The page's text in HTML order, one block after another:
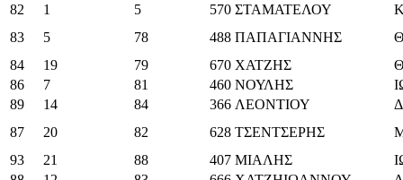
82
1 5 570 ΣΤΑΜΑΤΕΛΟΥ
83
5 78 488 ΠΑΠΑΓΙΑΝΝΗΣ
84
19 79 670 ΧΑΤΖΗΣ
86
7 81 460 ΝΟΥΛΗΣ
89
14 84 366 ΛΕΟΝΤΙΟΥ
87
20 82 628 ΤΣΕΝΤΣΕΡΗΣ
93
21 88 407 ΜΙΑΛΗΣ